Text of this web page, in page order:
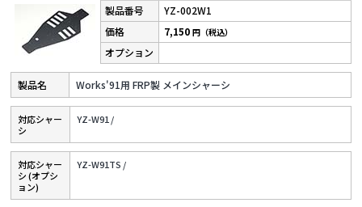
YZ-002W1
Works'91用 FRP製 メインシャーシ
7,150円（税込）
対応シャー
シ
YZ-W91 /
対応シャー
シ (オプシ
ョン)
YZ-W91TS /